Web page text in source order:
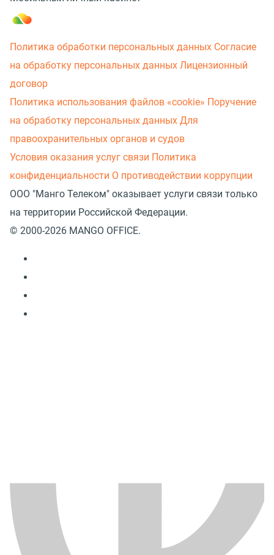
Политика обработки персональных данных Согласие
на обработку персональных данных Лицензионный
договор
Политика использования файлов «cookie» Поручение
на обработку персональных данных Для
правоохранительных органов и судов
Условия оказания услуг связи Политика
конфиденциальности О противодействии коррупции
ООО "Манго Телеком" оказывает услуги связи только
на территории Российской Федерации.
© 2000-2026 MANGO OFFICE.